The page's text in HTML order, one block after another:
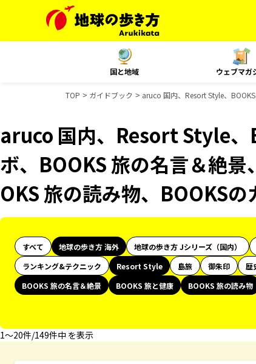
国と地域 ウェブマガ
TOP ガイドブック aruco 国内、Resort Style、
aruco 国内、Resort Style、
ボ、BOOKS 旅の名言＆絶
OKS 旅の読み物、BOOKS
すべて 地球の歩き方 海外 地球の歩き方 Jシリーズ（国内）
ランキング&テクニック
Resort Style 島旅 御朱印 歴
BOOKS 旅の名言＆絶景
BOOKS 旅と健康 BOOKS 旅の読み物
1〜20件/149件中 を表示